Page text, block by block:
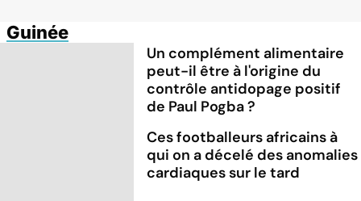
Guinée
Un complément alimentaire
peut-il être à l'origine du
contrôle antidopage positif
de Paul Pogba ?
Ces footballeurs africains à
qui on a décelé des anomalies
cardiaques sur le tard